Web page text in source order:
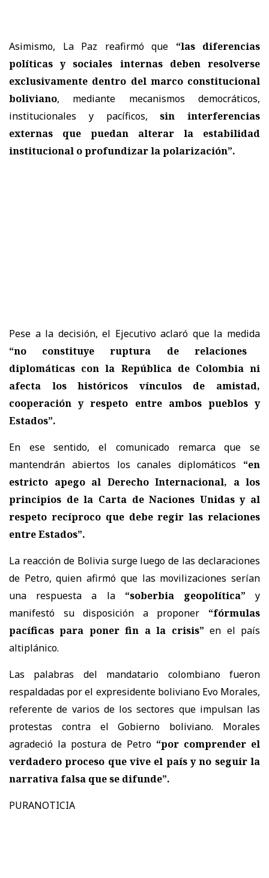
Asimismo, La Paz reafirmó que “las diferencias
políticas y sociales internas deben resolverse
exclusivamente dentro del marco constitucional
boliviano, mediante mecanismos democráticos,
institucionales y pacíficos,sin interferencias
externas que puedan alterar la estabilidad
institucional o profundizar la polarización”.
Pese a la decisión, el Ejecutivo aclaró que la medida
“no constituye ruptura de relaciones
diplomáticas con la República de Colombia ni
afecta los históricos vínculos de amistad,
cooperación y respeto entre ambos pueblos y
Estados”.
En ese sentido, el comunicado remarca que se
mantendrán abiertos los canales diplomáticos “en
estricto apego al Derecho Internacional, a los
principios de la Carta de Naciones Unidas y al
respeto recíproco que debe regir las relaciones
entre Estados”.
La reacción de Bolivia surge luego de las declaraciones
de Petro, quien afirmó que las movilizaciones serían
una respuesta a la “soberbia geopolítica” y
manifestó su disposición a proponer “fórmulas
pacíficas para poner fin a la crisis” en el país
altiplánico.
Las palabras del mandatario colombiano fueron
respaldadas por el expresidente boliviano Evo Morales,
referente de varios de los sectores que impulsan las
protestas contra el Gobierno boliviano. Morales
agradeció la postura de Petro “por comprender el
verdadero proceso que vive el país y no seguir la
narrativa falsa que se difunde”.
PURANOTICIA